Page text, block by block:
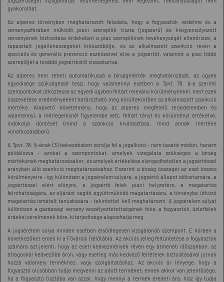
gyakorolhat.
Az alperes törvényben meghatározott feladata, hogy a fogyasztók védelme és a
versenyszférában működő piaci szereplők tiszta (jogszerű) és kiegyensúlyozott
versenyének biztosítása érdekében a piac szereplőinek tevékenységét ellenőrizze, a
tapasztalt jogellenességeket kiküszöbölje, és az alkalmazott szankció révén a
speciális és generális prevenció eszközeivel élve a jogsértőt, valamint a piac többi
szereplőjét a további jogsértéstől visszatartsa.
Az alperes nem teheti automatikussá a bírságmérték meghatározását, az ügyek
egyedisége szükségessé teszi, hogy valamennyi esetben a Tpvt. 78. §-a szerinti
szempontokat ütköztesse az egyedi ügyben feltárt releváns körülményekkel, mert ezek
összevetése eredményeként határozható meg körültekintően az alkalmazott szankció
mértéke. Alapvető követelmény, hogy az alperes megfelelő terjedelemben és
valamennyi, a mérlegelésnél figyelembe vett, feltárt tényt és körülményt értékelve,
indokolja döntését (mind a szankció kiválasztása, mind annak mértéke
vonatkozásában).
A Tpvt. 78. §-ának (3) bekezdésben sorolja fel a jogalkotó - nem taxatív módon, hanem
példálózva - azokat a szempontokat, amelyek vizsgálata szükséges a bírság
mértékének meghatározásakor, és amelyek értékelése elengedhetetlen a jogsértéssel
arányban álló szankció meghatározásához. Eszerint a bírság összegét az eset összes
körülményeire - így különösen a jogsérelem súlyára, a jogsértő állapot időtartamára, a
jogsértéssel elért előnyre, a jogsértő felek piaci helyzetére, a magatartás
felróhatóságára, az eljárást segítő együttműködő magatartására, a törvénybe ütköző
magatartás ismételt tanúsítására - tekintettel kell meghatározni. A jogsérelem súlyát
különösen a gazdasági verseny veszélyeztetettségének foka, a fogyasztók, üzletfelek
érdekei sérelmének köre, kiterjedtsége alapozhatja meg.
A jogsérelem súlya minden esetben elsődlegesen vizsgálandó szempont. E körben a
következőket emeli ki a Fővárosi Ítélőtábla. Az akciós jelleg feltüntetése a fogyasztók
számára azt jelenti, hogy az eseti kedvezmények révén egy átmeneti időszakban, az
átlagosnál kedvezőbb áron, vagy esetleg más kedvező feltételek biztosításával jutnak
hozzá valamely termékhez, vagy szolgáltatáshoz. Az akciós ár lényege, hogy a
fogyasztó olcsóbban tudja megvenni az adott terméket; ennek akkor van jelentősége,
ha a fogyasztó tisztába van azzal, hogy mennyi a termék eredeti ára, hisz így tudja